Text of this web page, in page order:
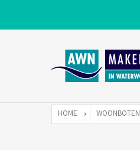
HOME WOONBOTEN